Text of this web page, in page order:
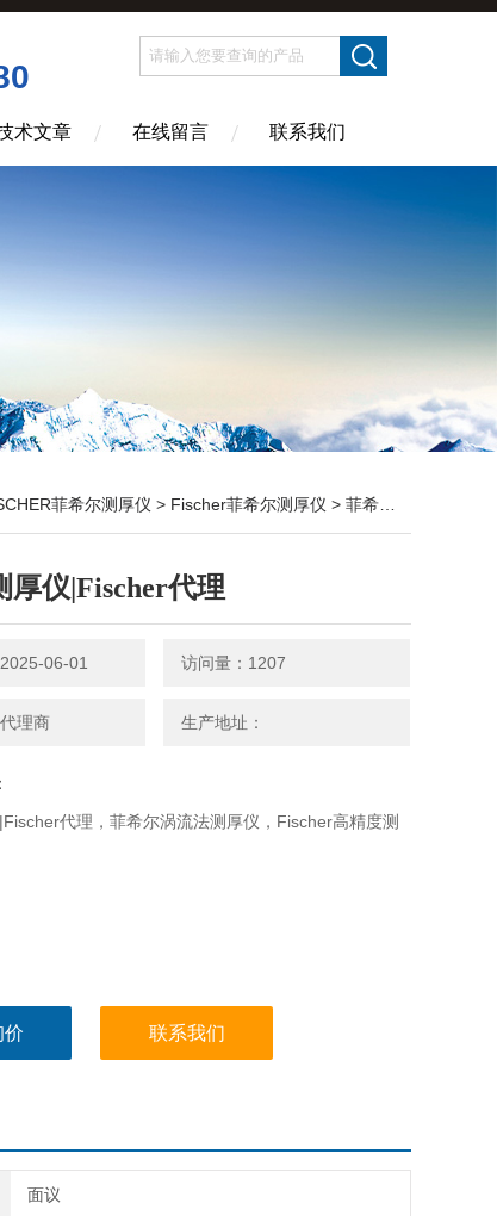
术文章 在线留言 联系我们
菲希尔测厚仪 > Fischer菲希尔测厚仪 > 菲希尔测厚仪|Fischer代理
厚仪|Fischer代理
06-01 访问量：1207
理商 生产地址：
代理，菲希尔涡流法测厚仪，Fischer高精度测
价 联系我们
面议